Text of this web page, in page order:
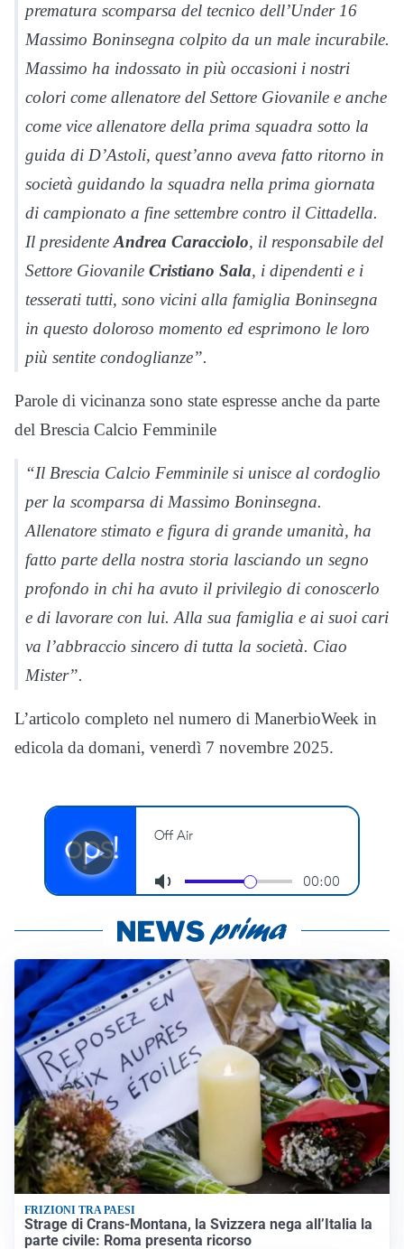
prematura scomparsa del tecnico dell’Under 16
Massimo Boninsegna colpito da un male incurabile.
Massimo ha indossato in più occasioni i nostri
colori come allenatore del Settore Giovanile e anche
come vice allenatore della prima squadra sotto la
guida di D’Astoli, quest’anno aveva fatto ritorno in
società guidando la squadra nella prima giornata
di campionato a fine settembre contro il Cittadella.
Il presidenteAndrea Caracciolo, il responsabile del
Settore Giovanile Cristiano Sala, i dipendenti e i
tesserati tutti, sono vicini alla famiglia Boninsegna
in questo doloroso momento ed esprimono le loro
più sentite condoglianze”.
Parole di vicinanza sono state espresse anche da parte
del Brescia Calcio Femminile
“Il Brescia Calcio Femminile si unisce al cordoglio
per la scomparsa di Massimo Boninsegna.
Allenatore stimato e figura di grande umanità, ha
fatto parte della nostra storia lasciando un segno
profondo in chi ha avuto il privilegio di conoscerlo
e di lavorare con lui. Alla sua famiglia e ai suoi cari
va l’abbraccio sincero di tutta la società. Ciao
Mister”.
L’articolo completo nel numero di ManerbioWeek in
edicola da domani, venerdì 7 novembre 2025.
FRIZIONI TRA PAESI
Strage di Crans-Montana, la Svizzera nega all’Italia la
parte civile: Roma presenta ricorso